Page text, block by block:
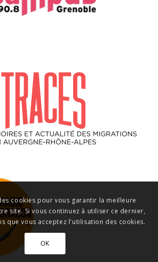
cookies pour vous garantir la meilleure
site. Si vous continuez à utiliser ce dernier,
que vous acceptez l'utilisation des cookies.
OK